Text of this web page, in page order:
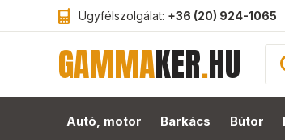
Ügyfélszolgálat: +36 (20) 924-1065
GAMMAKER.HU
Autó, motor Barkács Bútor